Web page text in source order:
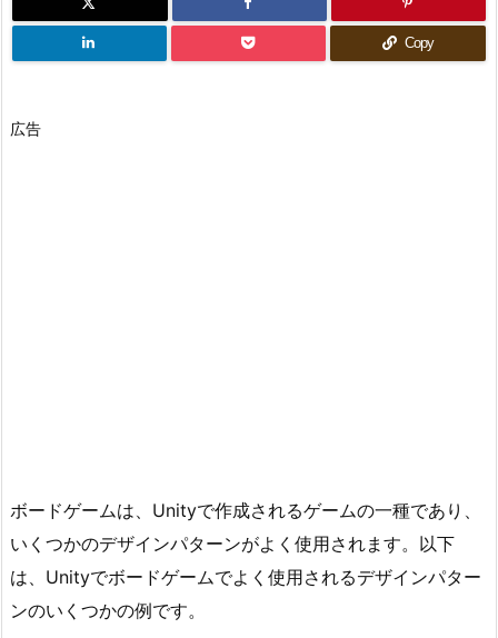
Copy
広告
ボードゲームは、Unityで作成されるゲームの一種であり、
いくつかのデザインパターンがよく使用されます。以下
は、Unityでボードゲームでよく使用されるデザインパター
ンのいくつかの例です。